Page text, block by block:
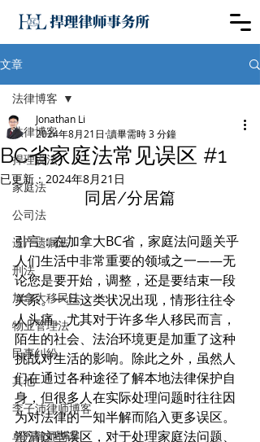
文章
法律博客
捍理说法
家庭法
公司法
遗产遗嘱法
刑法
加拿大移民法
物业管理法
民事纠纷
其他
李子沛律师博客
单丹律师博客
法律博客
BC省家庭法常见误区 #1
Jonathan Li
2024年8月21日 讀畢需時 3 分鐘
已更新：2024年8月21日
同居/分居篇
引言：在加拿大BC省，家庭法问题关乎
人们生活中非常重要的领域之一——无
论您是要开始，调整，还是要结束一段
关系。一旦这类状况出现，情形往往令
人头痛。尤其对于许多华人移民而言，
陌生的社会、法治环境更是加重了这种
挑战对生活的影响。除此之外，虽然人
们在通过各种途径了解本地法律保护自
身，但很多人在实际处理问题时往往因
为对法律的一知半解而陷入更多误区。
澄清这些误区，对于处理家庭法问题、